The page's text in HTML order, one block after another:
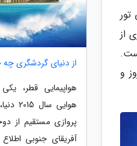
از
و
از دنیای گردشگری چه
هواپیمایی قطر،
هوایی
پروازی مستقیم از
آفریقای جنوبی